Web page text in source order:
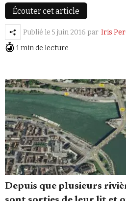
Émissions
Revues de
Newsletter
Faire un don
Écouter cet article
Publié le 5 juin 2016 par Iris
1 min de lecture
Depuis que plusieurs